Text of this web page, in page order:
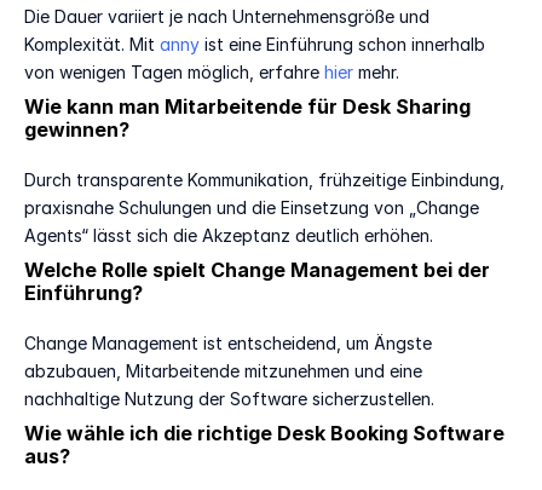
Die Dauer variiert je nach Unternehmensgröße und
Komplexität. Mit anny ist eine Einführung schon innerhalb
von wenigen Tagen möglich, erfahre hier mehr.
Wie kann man Mitarbeitende für Desk Sharing
gewinnen?
Durch transparente Kommunikation, frühzeitige Einbindung,
praxisnahe Schulungen und die Einsetzung von „Change
Agents“ lässt sich die Akzeptanz deutlich erhöhen.
Welche Rolle spielt Change Management bei der
Einführung?
Change Management ist entscheidend, um Ängste
abzubauen, Mitarbeitende mitzunehmen und eine
nachhaltige Nutzung der Software sicherzustellen.
Wie wähle ich die richtige Desk Booking Software
aus?